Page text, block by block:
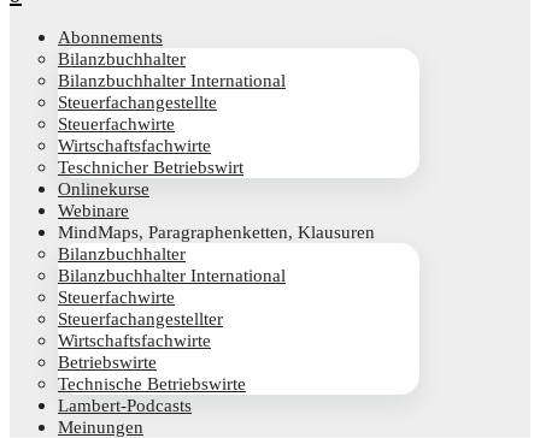
Abon­ne­ments
Bilanz­buch­hal­ter
Bilanz­buch­hal­ter International
Steu­er­fach­an­ge­stell­te
Steu­er­fach­wir­te
Wirt­schafts­fach­wir­te
Teschni­cher Betriebswirt
Online­kur­se
Web­i­na­re
Mind­Maps, Para­gra­phen­ket­ten, Klausuren
Bilanz­buch­hal­ter
Bilanz­buch­hal­ter International
Steu­er­fach­wir­te
Steu­er­fach­an­ge­stell­ter
Wirt­schafts­fach­wir­te
Betriebs­wir­te
Tech­ni­sche Betriebswirte
Lam­­bert-Pod­­casts
Mei­nun­gen